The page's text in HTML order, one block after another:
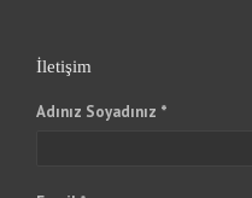
İletişim
Adınız Soyadınız *